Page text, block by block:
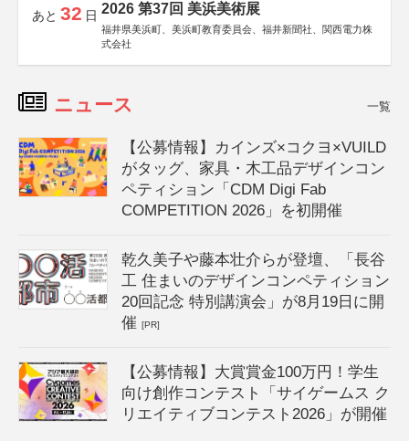
あと 32 日 2026 第37回 美浜美術展
福井県美浜町、美浜町教育委員会、福井新聞社、関西電力株
式会社
ニュース 一覧
【公募情報】カインズ×コクヨ×VUILD
がタッグ、家具・木工品デザインコン
ペティション「CDM Digi Fab
COMPETITION 2026」を初開催
乾久美子や藤本壮介らが登壇、「長谷
工 住まいのデザインコンペティション
20回記念 特別講演会」が8月19日に開
催[PR]
【公募情報】大賞賞金100万円！学生
向け創作コンテスト「サイゲームス ク
リエイティブコンテスト2026」が開催